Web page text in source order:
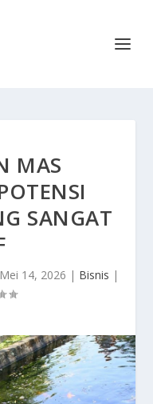
MAS
SANGAT
Mei 14, 2026 | Bisnis |